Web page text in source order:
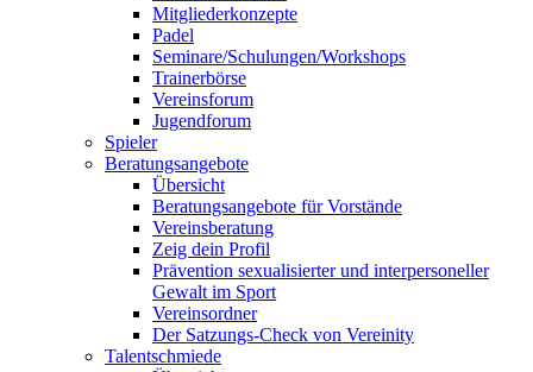
Mitgliederkonzepte
Padel
Seminare/Schulungen/Workshops
Trainerbörse
Vereinsforum
Jugendforum
Spieler
Beratungsangebote
Übersicht
Beratungsangebote für Vorstände
Vereinsberatung
Zeig dein Profil
Prävention sexualisierter und interpersoneller
Gewalt im Sport
Vereinsordner
Der Satzungs-Check von Vereinity
Talentschmiede